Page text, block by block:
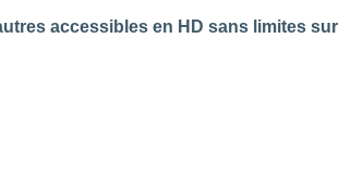
accessibles en HD sans limites sur